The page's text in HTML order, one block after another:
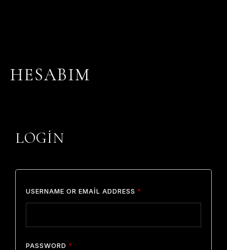
HESABIM
LOGIN
USERNAME OR EMAIL ADDRESS *
PASSWORD *